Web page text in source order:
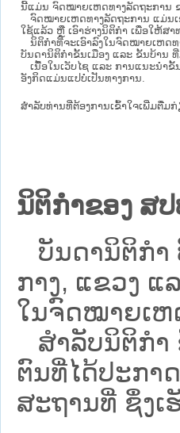
ນີ້ແມ່ນ ຈົດໝາຍເຫດທາງລັດຖະການ
ຈົດໝາຍເຫດທາງລັດຖະການ ແມ່ນ​ເ
ໃຊ້ແລ້ວ ຫຼື ເອົາຮ່າງນິຕິກໍາ ເພື່ອໃຫ້​ສ
ນິ​ຕິ​ກຳ​ທີ່​ຈະ​ເອົາ​ລົງ​ໃນ​ຈົດ​ໝາຍ​ເຫດ​
ບັນ​ດານິ​ຕິ​ກຳ​ຂັ້ນ​ເມືອງ ແລະ ຂັ້ນ​ບ້ານ
ເນື້ອໃນ​ເວັບ​ໄຊ​ ແລະ ການແນະນໍາຂັ້
ອັງກິດແມ່ນແປບໍ່ເປັນທາງການ.
ສໍາລັບທ່ານທີ່ຕ້ອງການເຂົ້າໃຈເພີ່ມຕື່ມ
ນິຕິກຳຂອງ ສ
ບັນດານິຕິກໍາ
ກາງ, ແຂວງ
ໃນຈົດໝາຍເຫ
ສຳລັບນິ​ຕິ​ກຳ
ຕົນທີ່ໄດ້ປະກາ
ສະຖານທີ່ ຊຶ່ງເ